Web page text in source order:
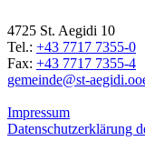
4725 St. Aegidi 10
Tel.: +43 7717 7355-0
Fax: +43 7717 7355-4
gemeinde@st-
Impressum
Datenschutzerklärung